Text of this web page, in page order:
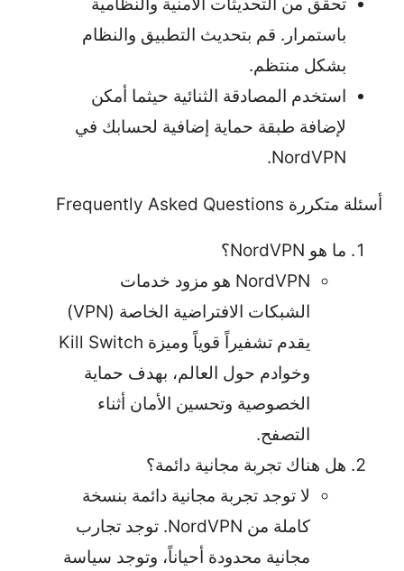
باستمرار. قم بتحديث التطبيق والنظام
بشكل منتظم.
استخدم المصادقة الثنائية حيثما أمكن
لإضافة طبقة حماية إضافية لحسابك في
NordVPN.
أسئلة متكررة Frequently Asked Questions
ما هو NordVPN؟
NordVPN هو مزود خدمات
الشبكات الافتراضية الخاصة (VPN)
يقدم تشفيراً قوياً وميزة Kill Switch
وخوادم حول العالم، بهدف حماية
الخصوصية وتحسين الأمان أثناء
التصفح.
هل هناك تجربة مجانية دائمة؟
لا توجد تجربة مجانية دائمة بنسخة
كاملة من NordVPN. توجد تجارب
مجانية محدودة أحياناً، وتوجد سياسة